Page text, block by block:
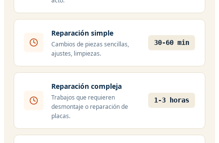
Reparación simple
Cambios de piezas sencillas,
ajustes, limpiezas.
30-60 min
Reparación compleja
Trabajos que requieren
desmontaje o reparación de
placas.
1-3 horas